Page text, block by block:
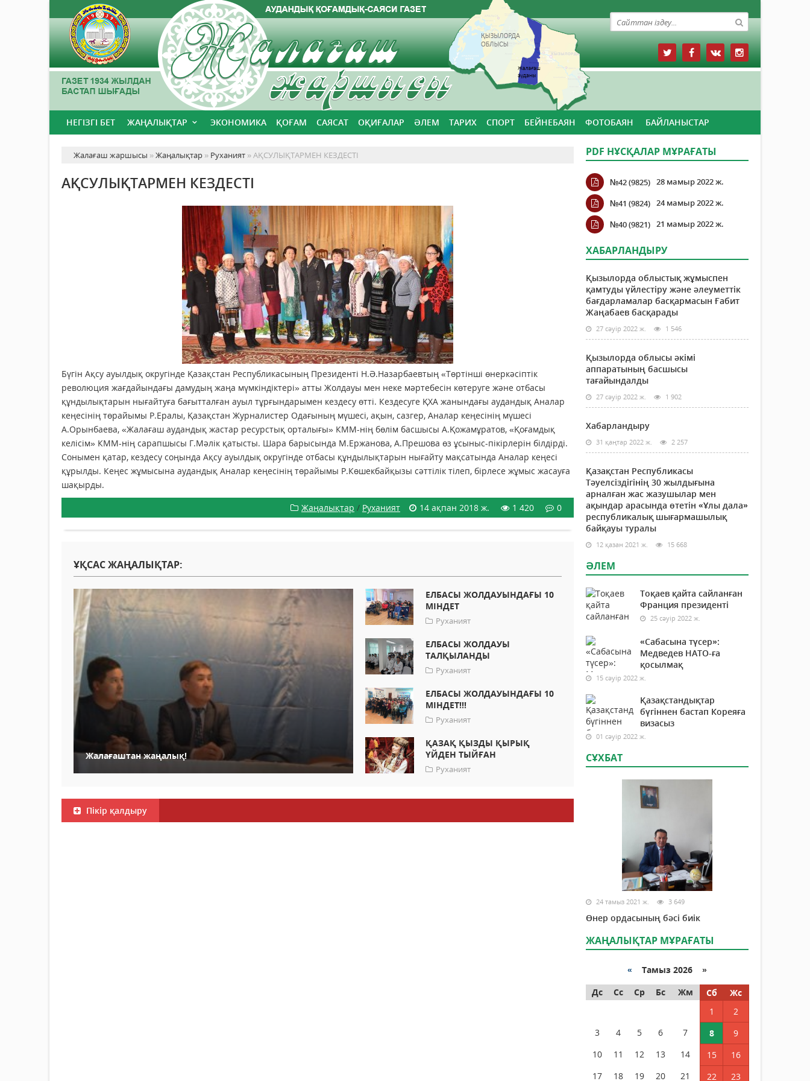
НЕГІЗГІ БЕТ ЖАҢАЛЫҚТАР ЭКОНОМИКА ҚОҒАМ САЯСАТ ОҚИҒАЛАР ӘЛЕМ ТАРИХ СПОРТ БЕЙНЕБАЯН ФОТОБАЯН БАЙЛАНЫСТАР
Жалағаш жаршысы »Жаңалықтар » Руханият » АҚСУЛЫҚТАРМЕН КЕЗДЕСТІ
АҚСУЛЫҚТАРМЕН КЕЗДЕСТІ
Бүгін Ақсу ауылдық округінде Қазақстан Республикасының Президенті Н.Ә.Назарбаевтың «Төртінші өнеркәсіптік
революция жағдайындағы дамудың жаңа мүмкіндіктері» атты Жолдауы мен неке мәртебесін көтеруге және отбасы
құндылықтарын нығайтуға бағытталған ауыл тұрғындарымен кездесу өтті. Кездесуге ҚХА жанындағы аудандық Аналар
кеңесінің төрайымы Р.Ералы, Қазақстан Журналистер Одағының мүшесі, ақын, сазгер, Аналар кеңесінің мүшесі
А.Орынбаева, «Жалағаш аудандық жастар ресурстық орталығы» КММ-нің бөлім басшысы А.Қожамұратов, «Қоғамдық
келісім» КММ-нің сарапшысы Г.Мәлік қатысты. Шара барысында М.Ержанова, А.Прешова өз ұсыныс-пікірлерін білдірді.
Сонымен қатар, кездесу соңында Ақсу ауылдық округінде отбасы құндылықтарын нығайту мақсатында Аналар кеңесі
құрылды. Кеңес жұмысына аудандық Аналар кеңесінің төрайымы Р.Көшекбайқызы сәттілік тілеп, бірлесе жұмыс жасауға
шақырды.
Жаңалықтар / Руханият 14 ақпан 2018 ж. 1 420 0
ҰҚСАС ЖАҢАЛЫҚТАР:
Жалағаштан жаңалық!
ЕЛБАСЫ ЖОЛДАУЫНДАҒЫ 10
МІНДЕТ
Руханият
ЕЛБАСЫ ЖОЛДАУЫ
ТАЛҚЫЛАНДЫ
Руханият
ЕЛБАСЫ ЖОЛДАУЫНДАҒЫ 10
МІНДЕТ!!!
Руханият
ҚАЗАҚ ҚЫЗДЫ ҚЫРЫҚ
ҮЙДЕН ТЫЙҒАН
Руханият
Пікір қалдыру
PDF НҰСҚАЛАР МҰРАҒАТЫ
№42 (9825) 28 мамыр 2022 ж.
№41 (9824) 24 мамыр 2022 ж.
№40 (9821) 21 мамыр 2022 ж.
ХАБАРЛАНДЫРУ
Қызылорда облыстық жұмыспен
қамтуды үйлестіру және әлеуметтік
бағдарламалар басқармасын Ғабит
Жаңабаев басқарады
27 сәуір 2022 ж. 1 546
Қызылорда облысы әкімі
аппаратының басшысы
тағайындалды
27 сәуір 2022 ж. 1 902
Хабарландыру
31 қаңтар 2022 ж. 2 257
Қазақстан Республикасы
Тәуелсіздігінің 30 жылдығына
арналған жас жазушылар мен
ақындар арасында өтетін «Ұлы дала»
республикалық шығармашылық
байқауы туралы
12 қазан 2021 ж. 15 668
ӘЛЕМ
Тоқаев қайта сайланған
Франция президенті
25 сәуір 2022 ж.
«Сабасына түсер»:
Медведев НАТО-ға
қосылмақ
15 сәуір 2022 ж.
Қазақстандықтар
бүгіннен бастап Кореяға
визасыз
01 сәуір 2022 ж.
СҰХБАТ
24 тамыз 2021 ж. 3 649
Өнер ордасының бәсі биік
ЖАҢАЛЫҚТАР МҰРАҒАТЫ
« Тамыз 2026 »
Дс
Сс Ср Бс Жм Сб
Жс
1
2
3
4 5 6 7 8
9
10
11 12 13 14 15
16
17
18 19 20 21 22 23